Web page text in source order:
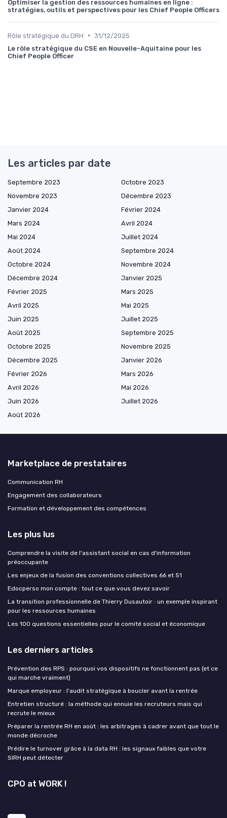
Optimiser la gestion des ressources humaines en ligne :
stratégies, outils et perspectives pour les Chief People Officers
Rôle stratégique du DRH • 31/12/2025
Le rôle stratégique du CSE en Nouvelle-Aquitaine pour les
Chief People Officer
Les articles par date
Septembre 2023
Octobre 2023
Novembre 2023
Décembre 2023
Janvier 2024
Février 2024
Mars 2024
Avril 2024
Mai 2024
Juillet 2024
Août 2024
Septembre 2024
Octobre 2024
Novembre 2024
Décembre 2024
Janvier 2025
Février 2025
Mars 2025
Avril 2025
Mai 2025
Juin 2025
Juillet 2025
Août 2025
Septembre 2025
Octobre 2025
Novembre 2025
Décembre 2025
Janvier 2026
Février 2026
Mars 2026
Avril 2026
Mai 2026
Juin 2026
Juillet 2026
Août 2026
Marketplace de prestataires
Communication RH
Engagement des collaborateurs
Formation et développement des compétences
Les plus lus
Comprendre la visite de l'assistant social en cas d'information
préoccupante
Les enjeux de la fusion des conventions collectives 66 et 51
Edocperso mon compte : tout ce que vous devez savoir
La transition professionnelle de Thierry Dusautoir : un exemple inspirant
pour les ressources humaines
Les 100 questions essentielles pour le comité social et économique
Les derniers articles
Prévention des RPS : pourquoi vos dispositifs ne fonctionnent pas (et ce
qui marche vraiment)
Marque employeur : l'audit stratégique à boucler avant la rentrée
Entretien structuré : la méthode qui ennuie les recruteurs mais qui
recrute le mieux
Préparer la rentrée RH en août : les arbitrages à cadrer avant que tout le
monde décroche
Prédire le turnover grâce à la data RH : les signaux faibles que votre
SIRH peut détecter
CPO at WORK !